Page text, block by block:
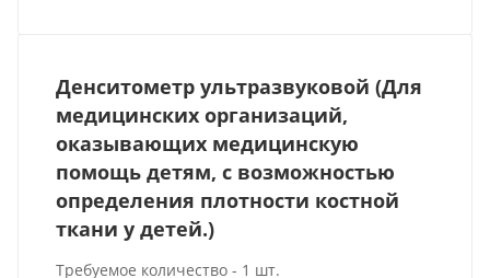
Денситометр ультразвуковой (Для
медицинских организаций,
оказывающих медицинскую
помощь детям, с возможностью
определения плотности костной
ткани у детей.)
Требуемое количество - 1 шт.